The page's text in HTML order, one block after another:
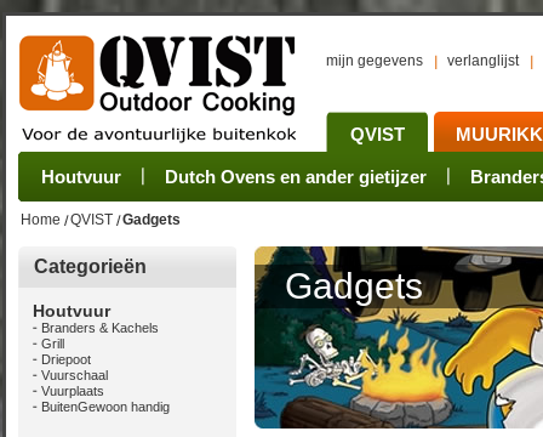
mijn gegevens verlanglijst
QVIST
Houtvuur Dutch Ovens en ander gietijzer
Grillplaat & ijzers Pannen Rookovens
Oogsten Verwerken Bewaren Onderhoud
Sets Stoves Camping sets Pots, Pans, Kettles
Home QVIST Gadgets
Categorieën
Houtvuur
Branders & Kachels
Grill
Driepoot
Vuurschaal
Vuurplaats
BuitenGewoon handig
Gadgets